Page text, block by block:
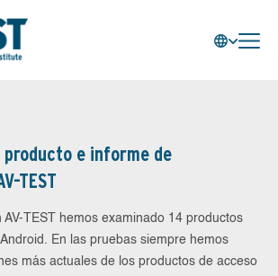
producto e informe de
TEST
AV-TEST hemos examinado 14 productos
En las pruebas siempre hemos
más actuales de los productos de acceso